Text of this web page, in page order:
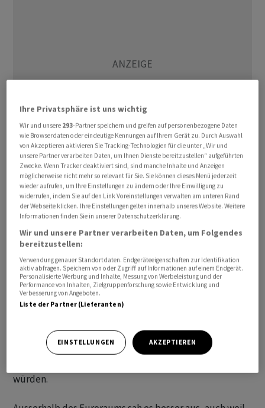
Nach Geschäftszahlen des südkoreanischen Elektronik-
und Chip-Giganten Samsung nahmen Investoren bei
Tech-Aktien Kursgewinne mit. Ein Rekordergebnis hatte
den Markt nicht überzeugen können. So büssten
Papiere von ASML 7,3 Prozent ein. Die Aktien des
Ausrüsters der Chip-Branche sind im EuroStoxx 50 am
schwersten gewichtet. Papiere von Infineon sackten um
8,3 Prozent ab.
Investoren stellten immer öfter die Frage, ob sich die
am Ende auszahlten, schrieb Analyst William Beavington
von der US-Bank Jefferies. Das umso mehr, als die
würden.
Ihre Privatsphäre ist uns wichtig
Wir und unsere 293-Partner speichern und greifen auf personenbezogene Daten
wie Browserdaten oder eindeutige Kennungen auf Ihrem Gerät zu. Durch Auswahl
von Akzeptieren aktivieren Sie Tracking-Technologien für die unter „Wir und
unsere Partner verarbeiten Daten, um Ihnen Dienste bereitzustellen“ aufgeführten
Zwecke. Wenn Tracker deaktiviert sind, sind manche Inhalte und Anzeigen
möglicherweise nicht mehr so relevant für Sie. Sie können dieses Menü jederzeit
wieder aufrufen, um Ihre Einstellungen zu ändern oder Ihre Einwilligung zu
widerrufen, indem Sie auf den Link Voreinstellungen verwalten am unteren Rand
der Webseite klicken. Ihre Einstellungen gelten innerhalb unseres Website. Weitere
Informationen finden Sie in unserer Datenschutzerklärung.
Wir und unsere Partner verarbeiten Daten, um Folgendes
bereitzustellen:
Verwendung genauer Standortdaten. Endgeräteeigenschaften zur Identifikation
aktiv abfragen. Speichern von oder Zugriff auf Informationen auf einem Endgerät.
Personalisierte Werbung und Inhalte, Messung von Werbeleistung und der
Performance von Inhalten, Zielgruppenforschung sowie Entwicklung und
Verbesserung von Angeboten.
Liste der Partner (Lieferanten)
EINSTELLUNGEN AKZEPTIEREN